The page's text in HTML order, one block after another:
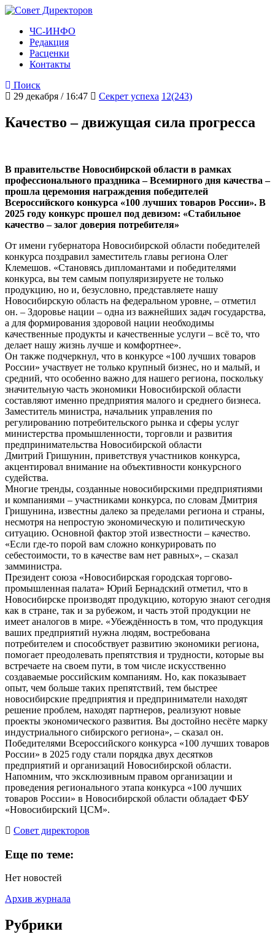
ЧС-ИНФО
Редакция
Расценки
Контакты
Поиск
29 декабря / 16:47
Секрет успеха 12(243)
Качество – движущая сила прогресса
В правительстве Новосибирской области в рамках
профессионального праздника – Всемирного дня качества –
прошла церемония награждения победителей
Всероссийского конкурса «100 лучших товаров России». В
2025 году конкурс прошел под девизом: «Стабильное
качество – залог доверия потребителя»
От имени губернатора Новосибирской области победителей
конкурса поздравил заместитель главы региона Олег
Клемешов. «Становясь дипломантами и победителями
конкурса, вы тем самым популяризируете не только
продукцию, но и, безусловно, представляете нашу
Новосибирскую область на федеральном уровне, – отметил
он. – Здоровье нации – одна из важнейших задач государства,
а для формирования здоровой нации необходимы
качественные продукты и качественные услуги – всё то, что
делает нашу жизнь лучше и комфортнее».
Он также подчеркнул, что в конкурсе «100 лучших товаров
России» участвует не только крупный бизнес, но и малый, и
средний, что особенно важно для нашего региона, поскольку
значительную часть экономики Новосибирской области
составляют именно предприятия малого и среднего бизнеса.
Заместитель министра, начальник управления по
регулированию потребительского рынка и сферы услуг
министерства промышленности, торговли и развития
предпринимательства Новосибирской области
Дмитрий Гришунин, приветствуя участников конкурса,
акцентировал внимание на объективности конкурсного
судейства.
Многие тренды, созданные новосибирскими предприятиями
и компаниями – участниками конкурса, по словам Дмитрия
Гришунина, известны далеко за пределами региона и страны,
несмотря на непростую экономическую и политическую
ситуацию. Основной фактор этой известности – качество.
«Если где-то порой вам сложно конкурировать по
себестоимости, то в качестве вам нет равных», – сказал
замминистра.
Президент союза «Новосибирская городская торгово-
промышленная палата» Юрий Бернадский отметил, что в
Новосибирске производят продукцию, которую знают сегодня
как в стране, так и за рубежом, и часть этой продукции не
имеет аналогов в мире. «Убеждённость в том, что продукция
ваших предприятий нужна людям, востребована
потребителем и способствует развитию экономики региона,
помогает преодолевать препятствия и трудности, которые вы
встречаете на своем пути, в том числе искусственно
создаваемые российским компаниям. Но, как показывает
опыт, чем больше таких препятствий, тем быстрее
новосибирские предприятия и предприниматели находят
решение проблем, находят партнеров, реализуют новые
проекты экономического развития. Вы достойно несёте марку
индустриального сибирского региона», – сказал он.
Победителями Всероссийского конкурса «100 лучших товаров
России» в 2025 году стали порядка двух десятков
предприятий и организаций Новосибирской области.
Напомним, что эксклюзивным правом организации и
проведения регионального этапа конкурса «100 лучших
товаров России» в Новосибирской области обладает ФБУ
«Новосибирский ЦСМ».
Cовет директоров
Еще по теме:
Нет новостей
Архив журнала
Рубрики